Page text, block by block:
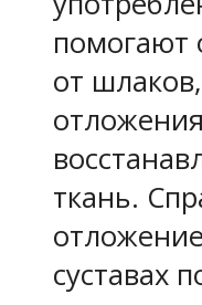
помогают
от
ткань.
суставах